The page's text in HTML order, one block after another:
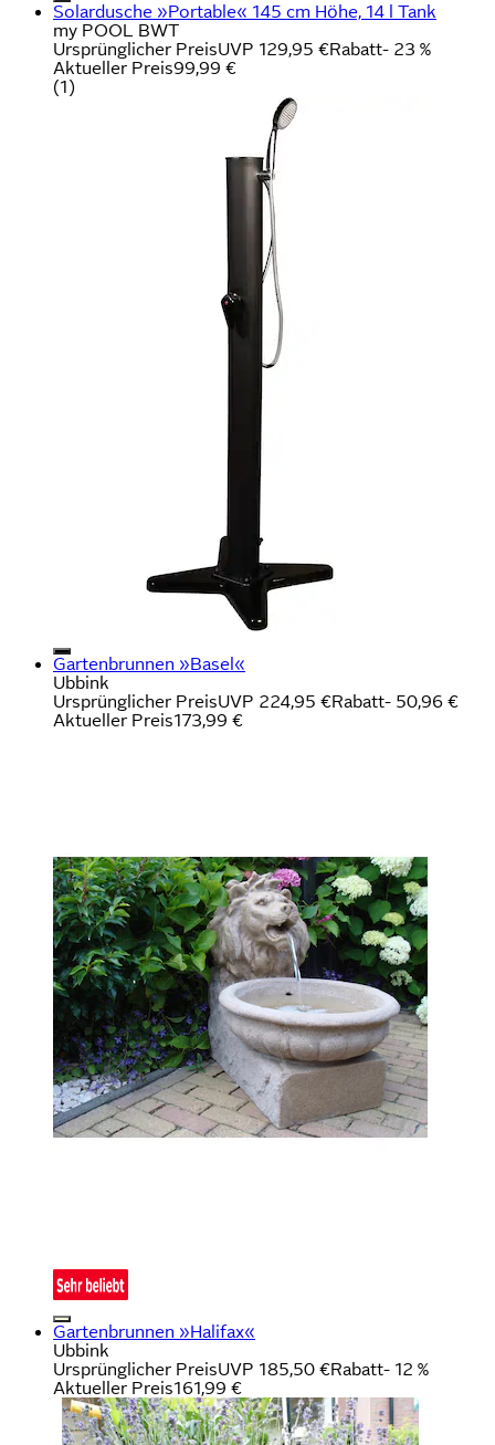
Solardusche »Portable« 145 cm Höhe, 14 l Tank
my POOL BWT
Ursprünglicher PreisUVP 129,95 €Rabatt- 23 %
Aktueller Preis99,99 €
(1)
Gartenbrunnen »Basel«
Ubbink
Ursprünglicher PreisUVP 224,95 €Rabatt- 50,96 €
Aktueller Preis173,99 €
Gartenbrunnen »Halifax«
Ubbink
Ursprünglicher PreisUVP 185,50 €Rabatt- 12 %
Aktueller Preis161,99 €